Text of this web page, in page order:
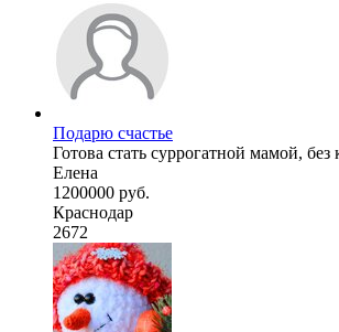
Подарю счастье
Готова стать суррогатной мамой, без
Елена
1200000 руб.
Краснодар
2672